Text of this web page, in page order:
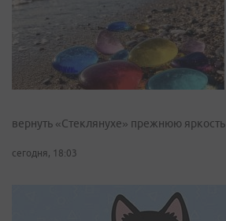
вернуть «Стеклянухе» прежнюю яркость
сегодня, 18:03